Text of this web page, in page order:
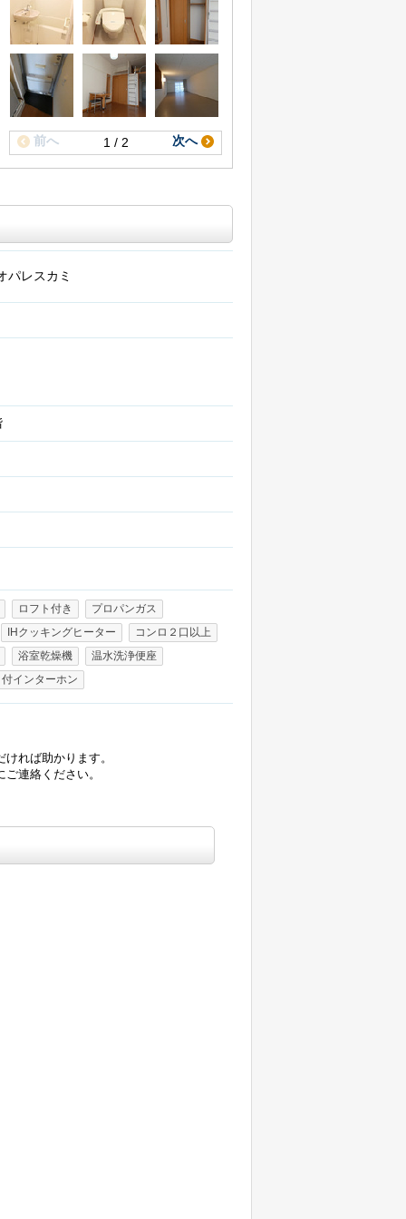
1 / 2
前へ 次へ
パレスカミ
ロフト付き
プロパンガス
IHクッキングヒーター
コンロ２口以上
浴室乾燥機
温水洗浄便座
インターホン
れば助かります。
連絡ください。